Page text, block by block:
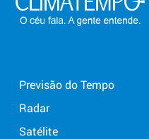
Previsão do Tempo
Radar
Satélite